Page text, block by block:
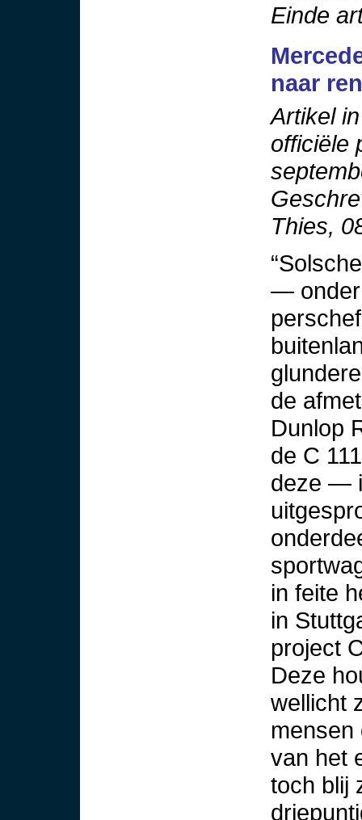
Einde
naar
Artikel
officiële
Thies,
— onder
de
Dunlop
de C
deze —
in feite
in
project
Deze
wellicht
mensen
van het
toch blij